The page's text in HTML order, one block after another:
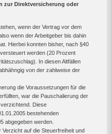
zur Direktversicherung oder
wenn der Vertrag vor dem
wenn der Arbeitgeber bis dahin
Hierbei konnten bisher, nach §40
werden (20 Prozent
In diesen Altfällen
von der zahlweise der
die Voraussetzungen für die
war die Pauschalierung der
Diese
bestehenden
abgegeben werden.
auf die Steuerfreiheit und